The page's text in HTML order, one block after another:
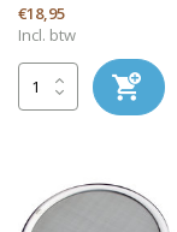
€18,95
Incl. btw